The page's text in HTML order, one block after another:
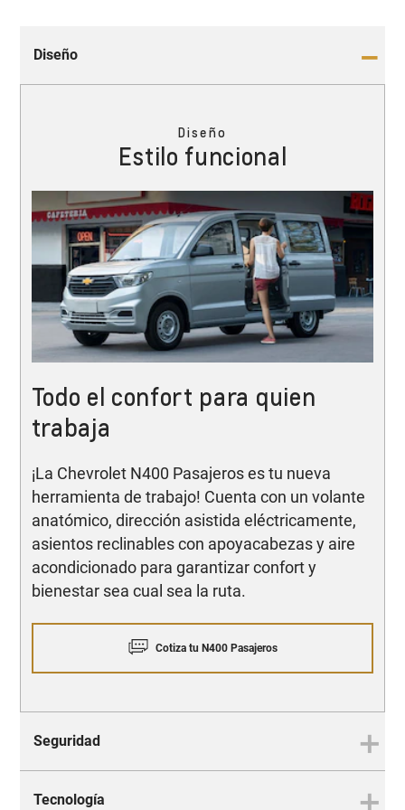
Diseño
Diseño
Estilo funcional
Todo el confort para quien
trabaja
¡La Chevrolet N400 Pasajeros es tu nueva
herramienta de trabajo! Cuenta con un volante
anatómico, dirección asistida eléctricamente,
asientos reclinables con apoyacabezas y aire
acondicionado para garantizar confort y
bienestar sea cual sea la ruta.
Cotiza tu N400 Pasajeros
Seguridad
Tecnología